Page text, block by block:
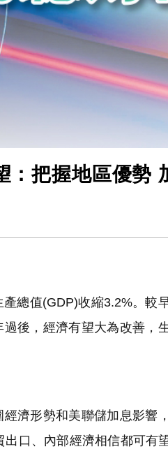
：把握地區優勢
總值(GDP)收縮3.2%。較
後，經濟有望大為改善，
濟形勢和美聯儲加息影響
口、內部經濟相信都可有